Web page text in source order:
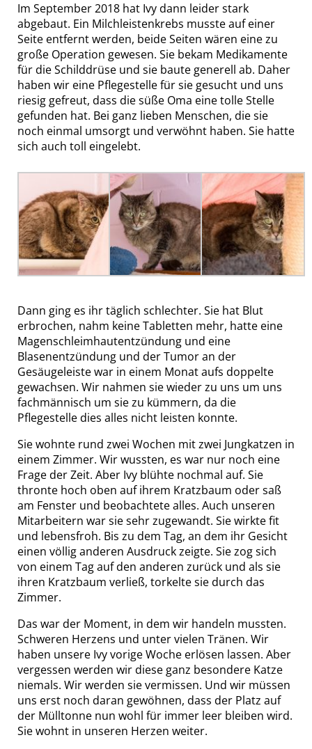
Im September 2018 hat Ivy dann leider stark
abgebaut. Ein Milchleistenkrebs musste auf einer
Seite entfernt werden, beide Seiten wären eine zu
große Operation gewesen. Sie bekam Medikamente
für die Schilddrüse und sie baute generell ab. Daher
haben wir eine Pflegestelle für sie gesucht und uns
riesig gefreut, dass die süße Oma eine tolle Stelle
gefunden hat. Bei ganz lieben Menschen, die sie
noch einmal umsorgt und verwöhnt haben. Sie hatte
sich auch toll eingelebt.
Dann ging es ihr täglich schlechter. Sie hat Blut
erbrochen, nahm keine Tabletten mehr, hatte eine
Magenschleimhautentzündung und eine
Blasenentzündung und der Tumor an der
Gesäugeleiste war in einem Monat aufs doppelte
gewachsen. Wir nahmen sie wieder zu uns um uns
fachmännisch um sie zu kümmern, da die
Pflegestelle dies alles nicht leisten konnte.
Sie wohnte rund zwei Wochen mit zwei Jungkatzen in
einem Zimmer. Wir wussten, es war nur noch eine
Frage der Zeit. Aber Ivy blühte nochmal auf. Sie
thronte hoch oben auf ihrem Kratzbaum oder saß
am Fenster und beobachtete alles. Auch unseren
Mitarbeitern war sie sehr zugewandt. Sie wirkte fit
und lebensfroh. Bis zu dem Tag, an dem ihr Gesicht
einen völlig anderen Ausdruck zeigte. Sie zog sich
von einem Tag auf den anderen zurück und als sie
ihren Kratzbaum verließ, torkelte sie durch das
Zimmer.
Das war der Moment, in dem wir handeln mussten.
Schweren Herzens und unter vielen Tränen. Wir
haben unsere Ivy vorige Woche erlösen lassen. Aber
vergessen werden wir diese ganz besondere Katze
niemals. Wir werden sie vermissen. Und wir müssen
uns erst noch daran gewöhnen, dass der Platz auf
der Mülltonne nun wohl für immer leer bleiben wird.
Sie wohnt in unseren Herzen weiter.